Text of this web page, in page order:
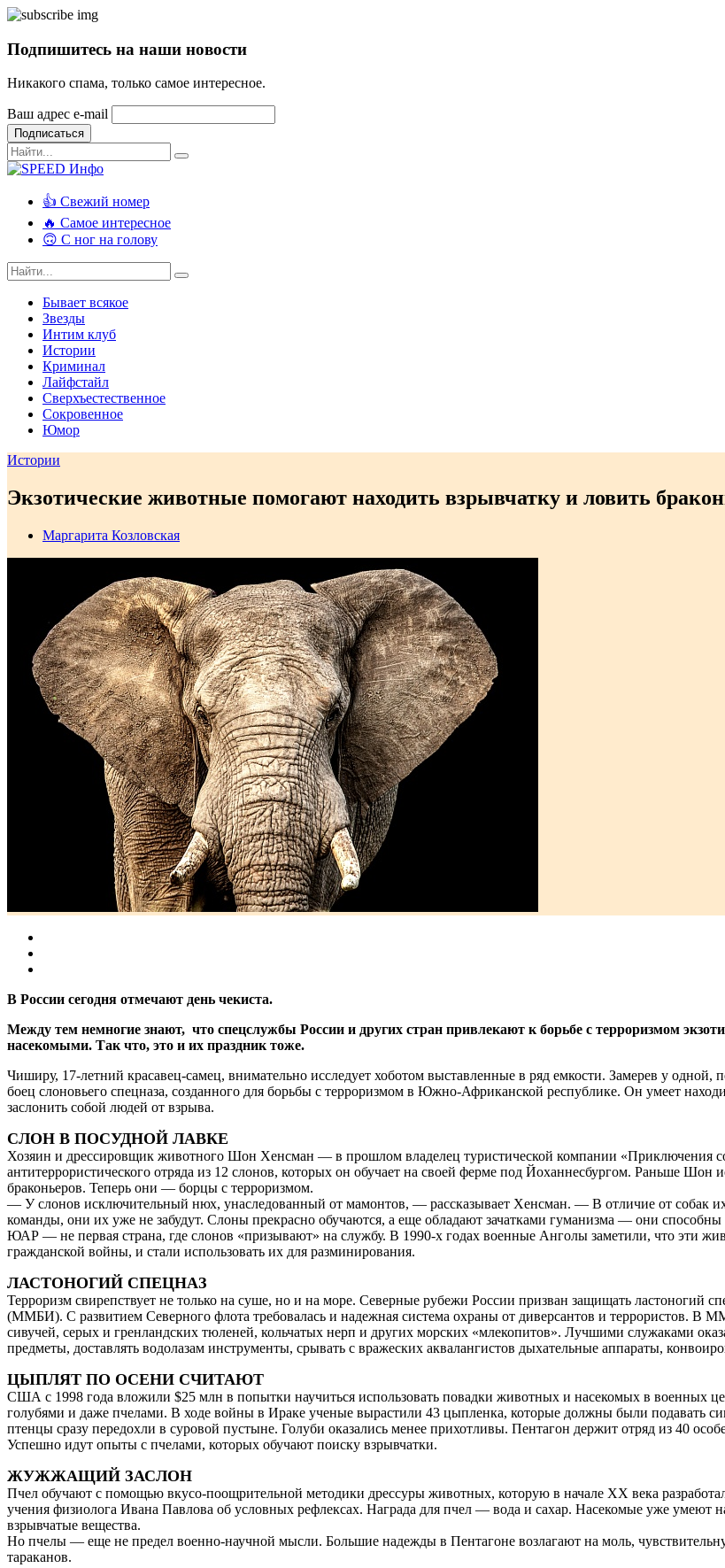
Подпишитесь на наши новости
Никакого спама, только самое интересное.
Ваш адрес e-mail
Подписаться
👍 Свежий номер
🔥 Самое интересное
🙃 С ног на голову
Бывает всякое
Звезды
Интим клуб
Истории
Криминал
Лайфстайл
Сверхъестественное
Сокровенное
Юмор
Истории
Экзотические животные помогают находить взрывчатку и ловить
Маргарита Козловская
В России сегодня отмечают день чекиста.
Между тем немногие знают, что спецслужбы России и других стран привлекают к борьбе с терроризмом
насекомыми. Так что, это и их праздник тоже.
Чиширу, 17-летний красавец-самец, внимательно исследует хоботом выставленные в ряд емкости. Замерев у
боец слоновьего спецназа, созданного для борьбы с терроризмом в Южно-Африканской республике. Он умеет
заслонить собой людей от взрыва.
СЛОН В ПОСУДНОЙ ЛАВКЕ
Хозяин и дрессировщик животного Шон Хенсман — в прошлом владелец туристической компании «Приключения
антитеррористического отряда из 12 слонов, которых он обучает на своей ферме под Йоханнесбургом. Раньше
браконьеров. Теперь они — борцы с терроризмом.
— У слонов исключительный нюх, унаследованный от мамонтов, — рассказывает Хенсман. — В отличие от собак их
команды, они их уже не забудут. Слоны прекрасно обучаются, а еще обладают зачатками гуманизма — они способны
ЮАР — не первая страна, где слонов «призывают» на службу. В 1990-х годах военные Анголы заметили, что эти
гражданской войны, и стали использовать их для разминирования.
ЛАСТОНОГИЙ СПЕЦНАЗ
Терроризм свирепствует не только на суше, но и на море. Северные рубежи России призван защищать ластоногий
(ММБИ). С развитием Северного флота требовалась и надежная система охраны от диверсантов и террористов. В
сивучей, серых и гренландских тюленей, кольчатых нерп и других морских «млекопитов». Лучшими служаками
предметы, доставлять водолазам инструменты, срывать с вражеских аквалангистов дыхательные аппараты,
ЦЫПЛЯТ ПО ОСЕНИ СЧИТАЮТ
США с 1998 года вложили $25 млн в попытки научиться использовать повадки животных и насекомых в военных
голубями и даже пчелами. В ходе войны в Ираке ученые вырастили 43 цыпленка, которые должны были подавать
птенцы сразу передохли в суровой пустыне. Голуби оказались менее прихотливы. Пентагон держит отряд из 40
Успешно идут опыты с пчелами, которых обучают поиску взрывчатки.
ЖУЖЖАЩИЙ ЗАСЛОН
Пчел обучают с помощью вкусо-поощрительной методики дрессуры животных, которую в начале ХХ века
учения физиолога Ивана Павлова об условных рефлексах. Награда для пчел — вода и сахар. Насекомые уже умеют
взрывчатые вещества.
Но пчелы — еще не предел военно-научной мысли. Большие надежды в Пентагоне возлагают на моль,
тараканов.